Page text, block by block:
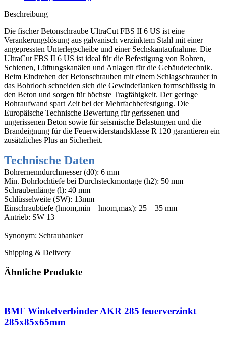
Stk
Menge
Beschreibung
Die fischer Betonschraube UltraCut FBS II 6 US ist eine
Verankerungslösung aus galvanisch verzinktem Stahl mit einer
angepressten Unterlegscheibe und einer Sechskantaufnahme. Die
UltraCut FBS II 6 US ist ideal für die Befestigung von Rohren,
Schienen, Lüftungskanälen und Anlagen für die Gebäudetechnik.
Beim Eindrehen der Betonschrauben mit einem Schlagschrauber in
das Bohrloch schneiden sich die Gewindeflanken formschlüssig in
den Beton und sorgen für höchste Tragfähigkeit. Der geringe
Bohraufwand spart Zeit bei der Mehrfachbefestigung. Die
Europäische Technische Bewertung für gerissenen und
ungerissenen Beton sowie für seismische Belastungen und die
Brandeignung für die Feuerwiderstandsklasse R 120 garantieren ein
zusätzliches Plus an Sicherheit.
Technische Daten
Bohrernenndurchmesser (d0): 6 mm
Min. Bohrlochtiefe bei Durchsteckmontage (h2): 50 mm
Schraubenlänge (l): 40 mm
Schlüsselweite (SW): 13mm
Einschraubtiefe (hnom,min – hnom,max): 25 – 35 mm
Antrieb: SW 13
Synonym: Schraubanker
Shipping & Delivery
Ähnliche Produkte
BMF Winkelverbinder AKR 285 feuerverzinkt
285x85x65mm